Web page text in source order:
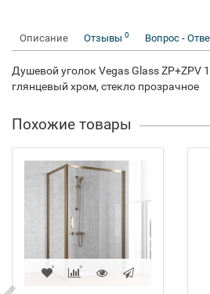
Описание Отзывы 0 Вопрос -
Душевой уголок Vegas Glass ZP+ZPV
глянцевый хром, стекло прозрачное
Похожие товары